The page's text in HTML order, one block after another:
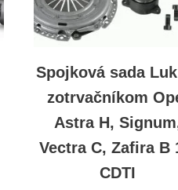
Spojková sada
zotrvačníkom
Astra H,
Vectra C, Zafira B
CDTI